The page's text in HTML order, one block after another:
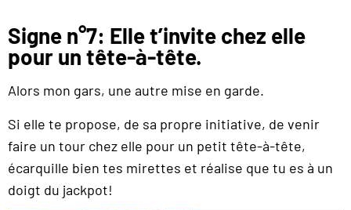
Signe n°7: Elle t’invite chez elle
pour un tête-à-tête.
Alors mon gars, une autre mise en garde.
Si elle te propose, de sa propre initiative, de venir
faire un tour chez elle pour un petit tête-à-tête,
écarquille bien tes mirettes et réalise que tu es à un
doigt du jackpot!